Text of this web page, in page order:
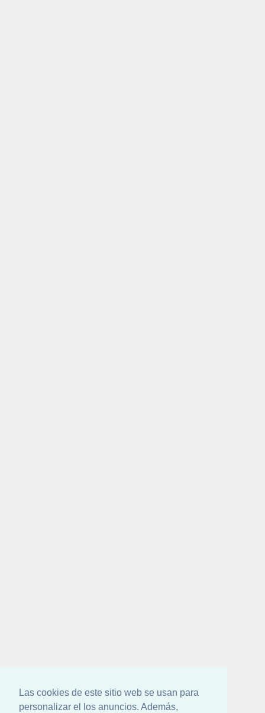
Las cookies de este sitio web se usan para
personalizar el los anuncios. Además,